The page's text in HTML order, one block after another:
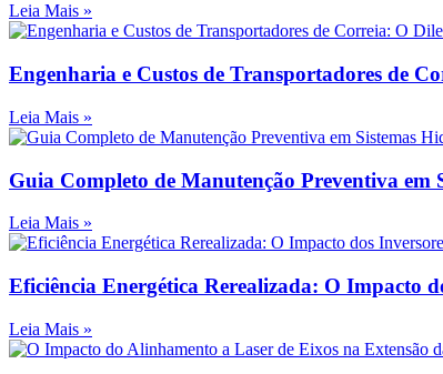
Leia Mais »
Engenharia e Custos de Transportadores de
Leia Mais »
Guia Completo de Manutenção Preventiva em
Leia Mais »
Eficiência Energética Rerealizada: O Impacto
Leia Mais »